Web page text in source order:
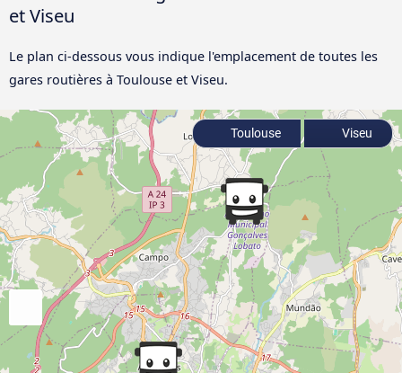
et Viseu
Le plan ci-dessous vous indique l'emplacement de toutes les
gares routières à Toulouse et Viseu.
Toulouse Viseu